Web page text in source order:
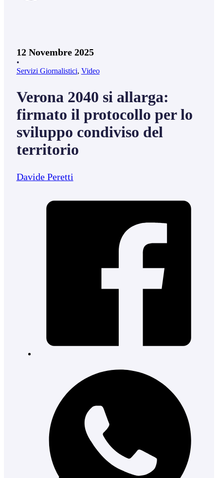
12 Novembre 2025
•
Servizi Giornalistici, Video
Verona 2040 si allarga:
firmato il protocollo per lo
sviluppo condiviso del
territorio
Davide Peretti